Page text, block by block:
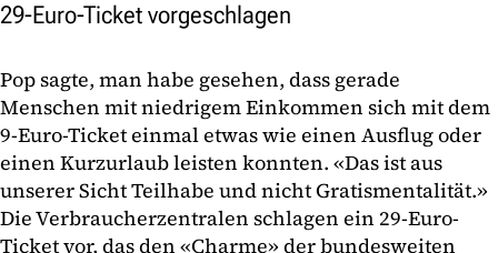
29-Euro-Ticket vorgeschlagen
Pop sagte, man habe gesehen, dass gerade
Menschen mit niedrigem Einkommen sich mit dem
9-Euro-Ticket einmal etwas wie einen Ausflug oder
einen Kurzurlaub leisten konnten. «Das ist aus
unserer Sicht Teilhabe und nicht Gratismentalität.»
Die Verbraucherzentralen schlagen ein 29-Euro-
Ticket vor, das den «Charme» der bundesweiten